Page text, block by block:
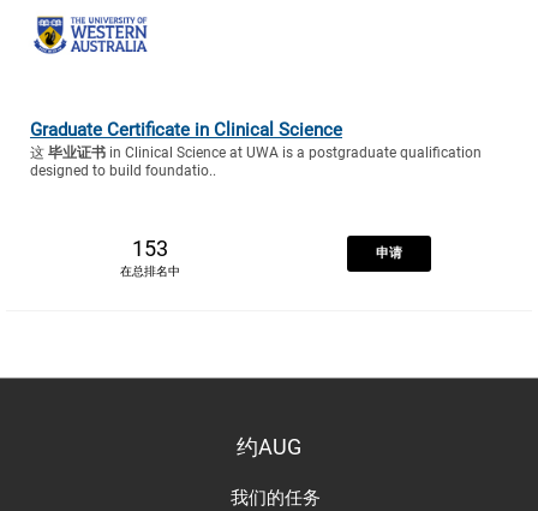
Graduate Certificate in Clinical Science
这 毕业证书 in Clinical Science at UWA is a postgraduate qualification
designed to build foundatio..
153
在总排名中
申请
约AUG
我们的任务